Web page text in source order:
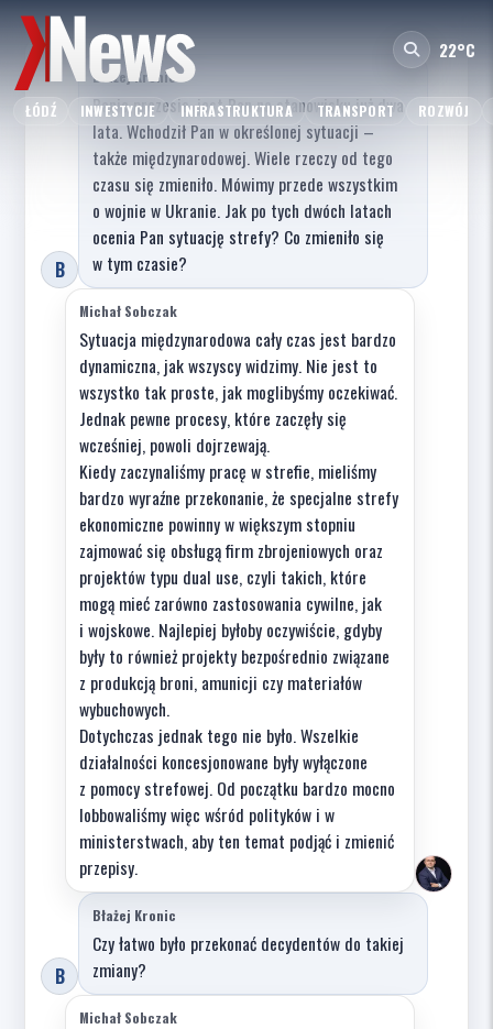
22°C
ŁÓDŹ INWESTYCJE INFRASTRUKTURA TRANSPORT ROZWÓJ
B
Błażej Kronic
Panie prezesie, jest Pan na stanowisku już dwa
lata. Wchodził Pan w określonej sytuacji –
także międzynarodowej. Wiele rzeczy od tego
czasu się zmieniło. Mówimy przede wszystkim
o wojnie w Ukranie. Jak po tych dwóch latach
ocenia Pan sytuację strefy? Co zmieniło się
w tym czasie?
Michał Sobczak
Sytuacja międzynarodowa cały czas jest bardzo
dynamiczna, jak wszyscy widzimy. Nie jest to
wszystko tak proste, jak moglibyśmy oczekiwać.
Jednak pewne procesy, które zaczęły się
wcześniej, powoli dojrzewają.
Kiedy zaczynaliśmy pracę w strefie, mieliśmy
bardzo wyraźne przekonanie, że specjalne strefy
ekonomiczne powinny w większym stopniu
zajmować się obsługą firm zbrojeniowych oraz
projektów typu dual use, czyli takich, które
mogą mieć zarówno zastosowania cywilne, jak
i wojskowe. Najlepiej byłoby oczywiście, gdyby
były to również projekty bezpośrednio związane
z produkcją broni, amunicji czy materiałów
wybuchowych.
Dotychczas jednak tego nie było. Wszelkie
działalności koncesjonowane były wyłączone
z pomocy strefowej. Od początku bardzo mocno
lobbowaliśmy więc wśród polityków i w
ministerstwach, aby ten temat podjąć i zmienić
przepisy.
B
Błażej Kronic
Czy łatwo było przekonać decydentów do takiej
zmiany?
Michał Sobczak